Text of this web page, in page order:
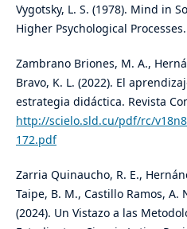
Vygotsky, L. S. (1978). Mind in
Higher Psychological
Zambrano Briones, M. A.,
Bravo, K. L. (2022). El
estrategia didáctica. Revista
http://scielo.sld.cu/pdf/rc/
172.pdf
Zarria Quinaucho, R. E.,
Taipe, B. M., Castillo Ramos, A.
(2024). Un Vistazo a las